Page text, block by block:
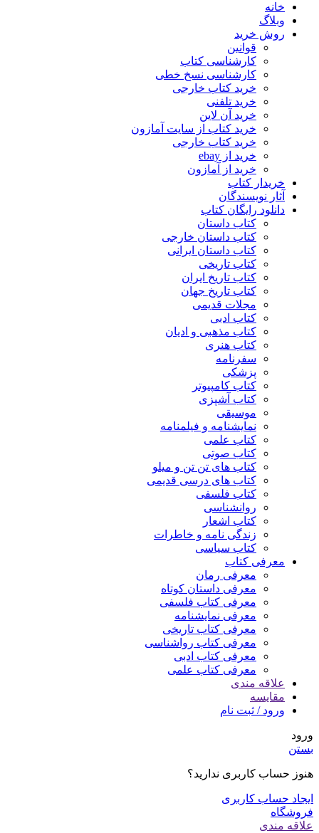
خانه
وبلاگ
روش خرید
قوانین
کارشناسی کتاب
کارشناسی نسخ خطی
خرید کتاب خارجی
خرید تلفنی
خرید آن لاین
خرید کتاب از سایت آمازون
خرید کتاب خارجی
خرید از ebay
خرید از آمازون
خریدار کتاب
آثار نویسندگان
دانلود رایگان کتاب
کتاب داستان
کتاب داستان خارجی
کتاب داستان ایرانی
کتاب تاریخی
کتاب تاریخ ایران
کتاب تاریخ جهان
مجلات قدیمی
کتاب ادبی
کتاب مذهبی و ادیان
کتاب هنری
سفرنامه
پزشکی
کتاب کامپیوتر
کتاب آشپزی
موسیقی
نمایشنامه و فیلمنامه
کتاب علمی
کتاب صوتی
کتاب های تن تن و میلو
کتاب های درسی قدیمی
کتاب فلسفی
روانشناسی
کتاب اشعار
زندگی نامه و خاطرات
کتاب سیاسی
معرفی کتاب
معرفی رمان
معرفی داستان کوتاه
معرفی کتاب فلسفی
معرفی نمایشنامه
معرفی کتاب تاریخی
معرفی کتاب رواشناسی
معرفی کتاب ادبی
معرفی کتاب علمی
علاقه مندی
مقایسه
ورود / ثبت نام
ورود
بستن
هنوز حساب کاربری ندارید؟
ایجاد حساب کاربری
فروشگاه
علاقه مندی